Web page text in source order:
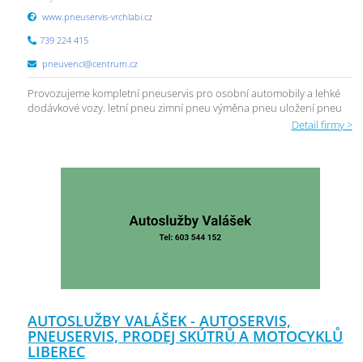
www.pneuservis-vrchlabi.cz
739 224 415
pneuvencl@centrum.cz
Provozujeme kompletní pneuservis pro osobní automobily a lehké
dodávkové vozy. letní pneu zimní pneu výměna pneu uložení pneu
Detail firmy >
AUTOSLUŽBY VALÁŠEK - AUTOSERVIS,
PNEUSERVIS, PRODEJ SKÚTRŮ A MOTOCYKLŮ
LIBEREC